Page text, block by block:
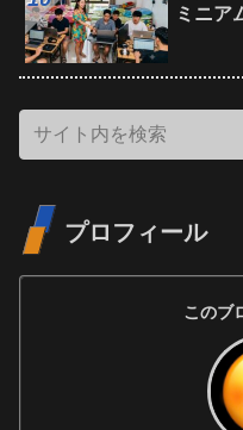
ミニア
プロフィール
このブ